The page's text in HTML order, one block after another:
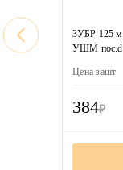
ЗУБР 125
УШМ пос.d
Цена зашт
384₽